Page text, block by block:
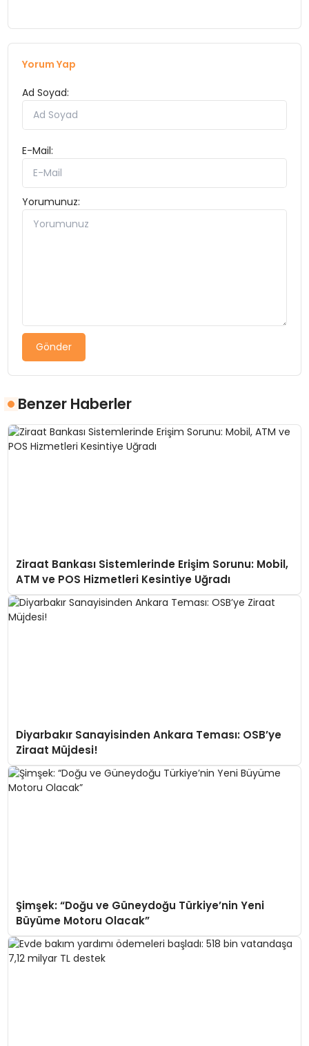
Yorum Yap
Ad Soyad:
E-Mail:
Yorumunuz:
Gönder
Benzer Haberler
Ziraat Bankası Sistemlerinde Erişim Sorunu: Mobil,
ATM ve POS Hizmetleri Kesintiye Uğradı
Diyarbakır Sanayisinden Ankara Teması: OSB’ye
Ziraat Müjdesi!
Şimşek: “Doğu ve Güneydoğu Türkiye’nin Yeni
Büyüme Motoru Olacak”